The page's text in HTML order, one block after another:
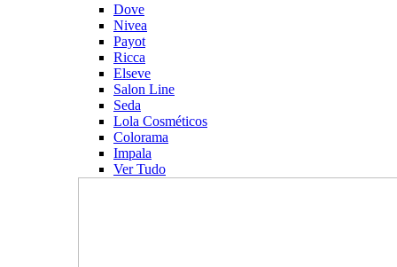
Dove
Nivea
Payot
Ricca
Elseve
Salon Line
Seda
Lola Cosméticos
Colorama
Impala
Ver Tudo